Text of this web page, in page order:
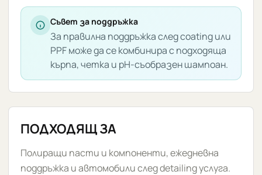
COMPOUND
HEAVY
ml
Съвет за поддръжка
За правилна поддръжка след coating или
PPF може да се комбинира с подходяща
кърпа, четка и pH-съобразен шампоан.
ПОДХОДЯЩ ЗА
Полиращи пасти и компоненти, ежедневна
поддръжка и автомобили след detailing услуга.